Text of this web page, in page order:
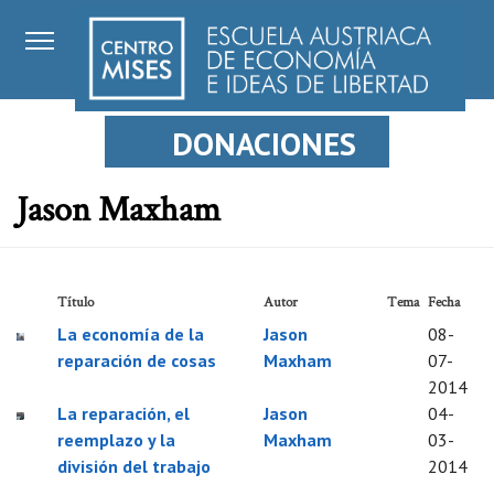
DONACIONES
Jason Maxham
Título Autor Tema Fecha
La economía de la
reparación de cosas
Jason
Maxham
08-
07-
2014
La reparación, el
reemplazo y la
división del trabajo
Jason
Maxham
04-
03-
2014